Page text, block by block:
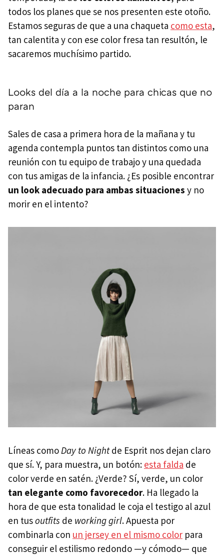
todos los planes que se nos presenten este otoño.
Estamos seguras de que a una chaqueta como esta,
tan calentita y con ese color fresa tan resultón, le
sacaremos muchísimo partido.
Looks del día a la noche para chicas que no
paran
Sales de casa a primera hora de la mañana y tu
agenda contempla puntos tan distintos como una
reunión con tu equipo de trabajo y una quedada
con tus amigas de la infancia. ¿Es posible encontrar
un look adecuado para ambas situaciones y no
morir en el intento?
Líneas comoDay to Nightde Esprit nos dejan claro
que sí. Y, para muestra, un botón: esta falda de
color verde en satén. ¿Verde? Sí, verde, un color
tan elegante como favorecedor. Ha llegado la
hora de que esta tonalidad le coja el testigo al azul
en tusoutfits de working girl. Apuesta por
combinarla con un jersey en el mismo color para
conseguir el estilismo redondo —y cómodo— que